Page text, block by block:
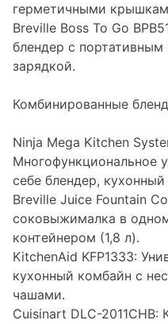
герметичными
Breville Boss To Go
блендер с
зарядкой.
Комбинированные
Ninja Mega Kitchen
Многофункциональное
себе блендер,
Breville Juice Fountain
соковыжималка в
контейнером (1,8 л).
KitchenAid KFP1333:
кухонный комбайн с
чашами.
Cuisinart DLC-